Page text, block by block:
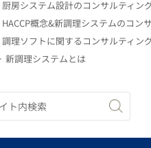
厨房システム設計のコンサルティン
HACCP概念&新調理システムのコン
調理ソフトに関するコンサルティン
新調理システムとは